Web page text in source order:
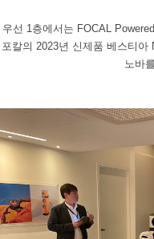
우선 1 층에서는 FOCAL
포칼의 2023년 신제품 베스티아
노바